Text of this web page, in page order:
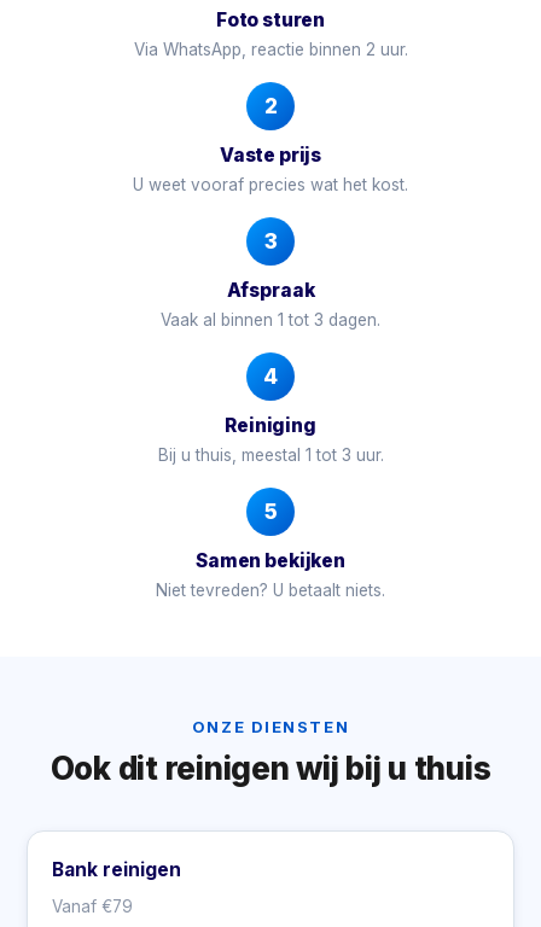
Foto sturen
Via WhatsApp, reactie binnen 2 uur.
2
Vaste prijs
U weet vooraf precies wat het kost.
3
Afspraak
Vaak al binnen 1 tot 3 dagen.
4
Reiniging
Bij u thuis, meestal 1 tot 3 uur.
5
Samen bekijken
Niet tevreden? U betaalt niets.
ONZE DIENSTEN
Ook dit reinigen wij bij u thuis
Bank reinigen
Vanaf €79